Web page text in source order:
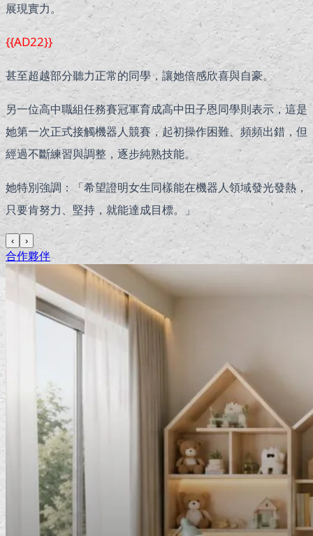
展現實力。
{{AD22}}
甚至超越部分聽力正常的同學，讓她倍感欣喜與自豪。
另一位高中職組任務賽冠軍育成高中田子恩同學則表示，這是
她第一次正式接觸機器人競賽，起初操作困難、頻頻出錯，但
經過不斷練習與調整，逐步純熟技能。
她特別強調：「希望證明女生同樣能在機器人領域發光發熱，
只要肯努力、堅持，就能達成目標。」
‹ ›
合作夥伴